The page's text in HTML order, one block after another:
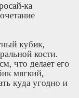
ка
кубик,
кости.
что делает его
мягкий,
куда угодно и